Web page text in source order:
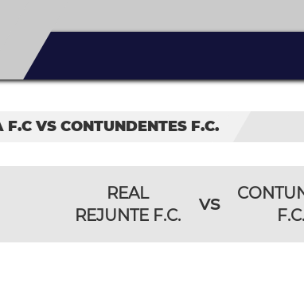
F.C VS CONTUNDENTES F.C.
REAL
REJUNTE F.C.
vs
F.C.